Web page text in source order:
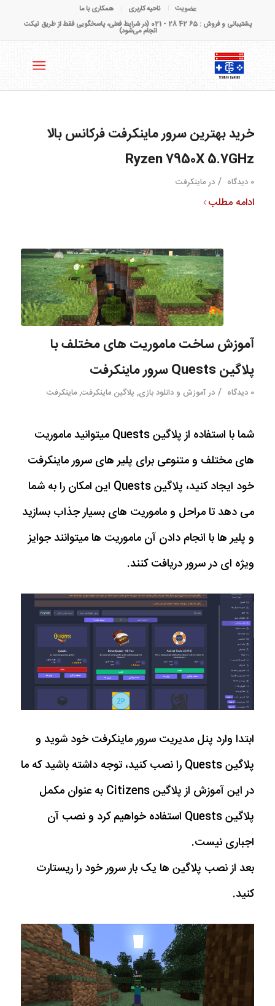
عضویت ناحیه کاربری
همکاری با ما
پشتیبانی و فروش : 65 42 28 - 021 (در شرایط فعلی، پاسخگویی فقط از طریق تیکت
انجام می‌شود)
خرید بهترین سرور ماینکرفت فرکانس بالا
Ryzen 7950X 5.7GHz
0 دیدگاه / درماینکرفت
ادامه مطلب
آموزش ساخت ماموریت های مختلف با
پلاگین Quests سرور ماینکرفت
0 دیدگاه / درآموزش و دانلود بازی, پلاگین ماینکرفت,ماینکرفت
شما با استفاده از پلاگین Quests میتوانید ماموریت
های مختلف و متنوعی برای پلیر های سرور ماینکرفت
خود ایجاد کنید، پلاگین Quests این امکان را به شما
می دهد تا مراحل و ماموریت های بسیار جذاب بسازید
و پلیر ها با انجام دادن آن ماموریت ها میتوانند جوایز
ویژه ای در سرور دریافت کنند.
ابتدا وارد پنل مدیریت سرور ماینکرفت خود شوید و
پلاگین Quests را نصب کنید، توجه داشته باشید که ما
در این آموزش از پلاگین Citizens به عنوان مکمل
پلاگین Quests استفاده خواهیم کرد و نصب آن
اجباری نیست.
بعد از نصب پلاگین ها یک بار سرور خود را ریستارت
کنید.